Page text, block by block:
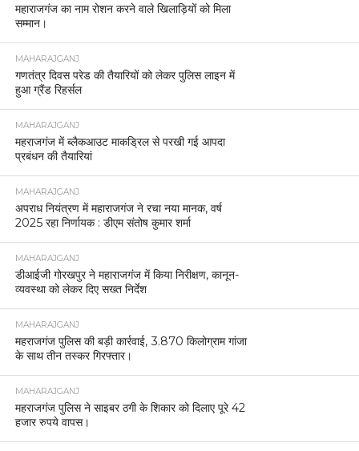
महाराजगंज का नाम रोशन करने वाले खिलाड़ियों को मिला
सम्मान।
MAHARAJGANJ
गणतंत्र दिवस परेड की तैयारियों को लेकर पुलिस लाइन में
हुआ ग्रैंड रिहर्सल
MAHARAJGANJ
महराजगंज में ब्लैकआउट माकड्रिल से परखी गई आपदा
प्रबंधन की तैयारियां
MAHARAJGANJ
अपराध नियंत्रण में महाराजगंज ने रचा नया मानक, वर्ष
2025 रहा निर्णायक : डीएम संतोष कुमार शर्मा
MAHARAJGANJ
डीआईजी गोरखपुर ने महाराजगंज में किया निरीक्षण, कानून-
व्यवस्था को लेकर दिए सख्त निर्देश
MAHARAJGANJ
महराजगंज पुलिस की बड़ी कार्रवाई, 3.870 किलोग्राम गांजा
के साथ तीन तस्कर गिरफ्तार।
MAHARAJGANJ
महराजगंज पुलिस ने साइबर ठगी के शिकार को दिलाए पूरे 42
हजार रुपये वापस।